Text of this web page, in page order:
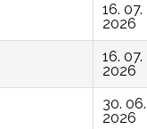
16. 07.
2026
16. 07.
2026
30. 06.
2026